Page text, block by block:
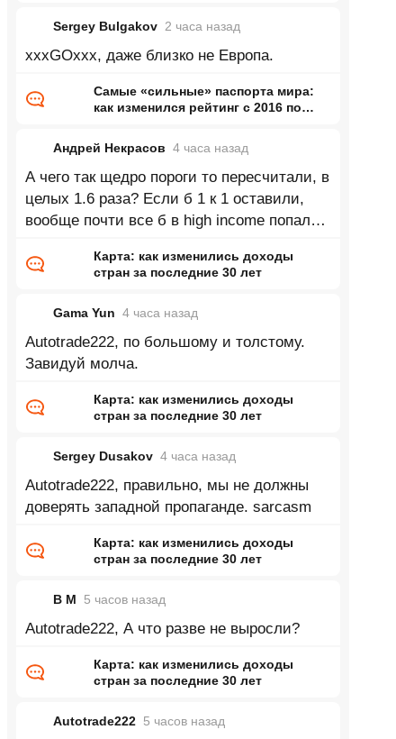
Sergey Bulgakov 2 часа назад
xxxGOxxx, даже близко не Европа.
Самые «сильные» паспорта мира:
как изменился рейтинг с 2016 по
Андрей Некрасов 4 часа назад
А чего так щедро пороги то пересчитали, в
целых 1.6 раза? Если б 1 к 1 оставили,
вообще почти все б в high income попали
Карта: как изменились доходы
стран за последние 30 лет
Gama Yun 4 часа назад
Autotrade222, по большому и толстому.
Завидуй молча.
Карта: как изменились доходы
стран за последние 30 лет
Sergey Dusakov 4 часа назад
Autotrade222, правильно, мы не должны
доверять западной пропаганде. sarcasm
Карта: как изменились доходы
стран за последние 30 лет
В М 5 часов назад
Autotrade222, А что разве не выросли?
Карта: как изменились доходы
стран за последние 30 лет
Autotrade222 5 часов назад